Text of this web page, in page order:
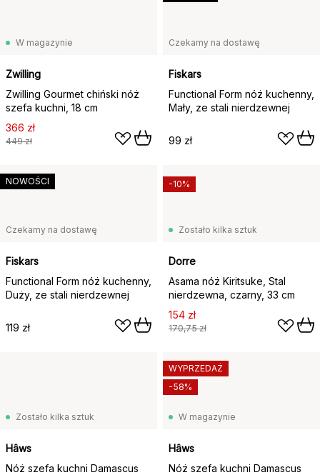
W magazynie
Zwilling
Zwilling Gourmet chiński nóż
szefa kuchni, 18 cm
366 zł
449 zł
Czekamy na dostawę
Fiskars
Functional Form nóż kuchenny,
Mały, ze stali nierdzewnej
99 zł
Czekamy na dostawę
Fiskars
Functional Form nóż kuchenny,
Duży, ze stali nierdzewnej
119 zł
NOWOŚCI
Zostało kilka sztuk
Dorre
Asama nóż Kiritsuke, Stal
nierdzewna, czarny, 33 cm
154 zł
170,75 zł
-10%
Zostało kilka sztuk
Hâws
Nóż szefa kuchni Damascus
W magazynie
Hâws
Nóż szefa kuchni Damascus
WYPRZEDAŻ
-58%